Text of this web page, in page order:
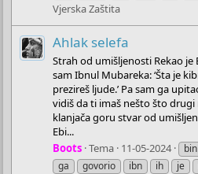
Vjerska Zaštita
Ahlak selefa
Strah od umišljenosti Rekao je
sam Ibnul Mubareka: ‘Šta je
prezireš ljude.’ Pa sam ga
vidiš da ti imaš nešto što
klanjača goru stvar od
Ebi...
Boots Tema 11-05-2024 bin
ga
govorio ibn ih je